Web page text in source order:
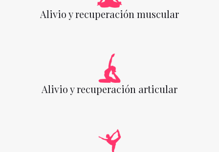
Alivio y recuperación muscular
Alivio y recuperación articular